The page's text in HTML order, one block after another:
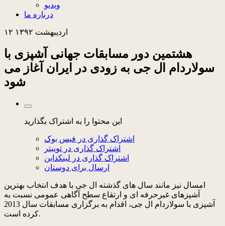
ویدیو
درباره ما
۱۲ اردیبهشت ۱۳۹۲
هشتمین دور مسابقات جهانی آشپزی با
سولاردام ال جی به زودی در ایران آغاز می
شود
این محتوا را به اشتراک بگذارید
اشتراک گذاری در فیس بوک
اشتراک گذاری در توییتر
اشتراک گذاری در لینکداین
ارسال برای دوستان
امسال نیز مانند سال های گذشته ال جی با هدف انتخاب بهترین
آشپزهای غیرحرفه ای و ارتقاع سطح آگاهی عمومی نسبت به
آشپزی با سولاردام ال جی، اقدام به برگزاری مسابقات سال 2013
کرده است.